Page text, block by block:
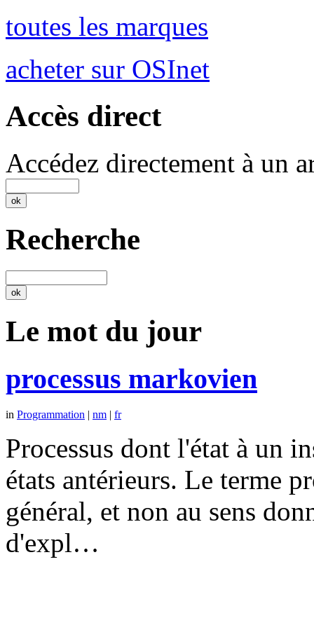
toutes les marques
acheter sur OSInet
Accès direct
Accédez directement à un
Recherche
Le mot du jour
processus markovien
in Programmation | nm | fr
Processus dont l'état à un
états antérieurs. Le terme
général, et non au sens
d'expl…